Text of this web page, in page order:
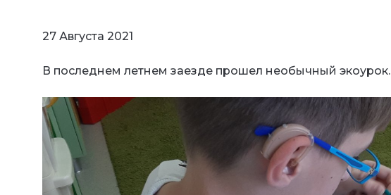
27 Августа 2021
В последнем летнем заезде прошел необычный экоурок.